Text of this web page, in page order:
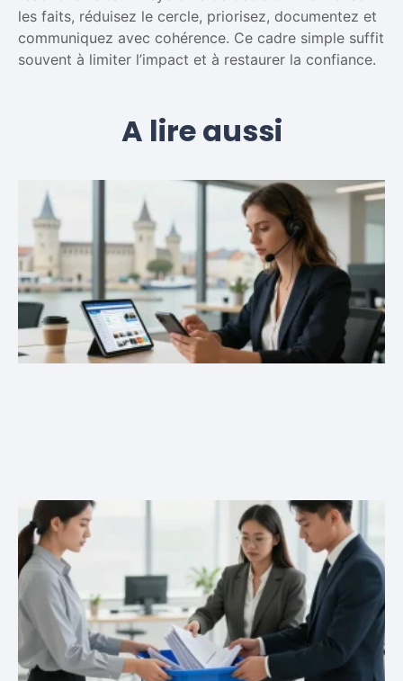
les faits, réduisez le cercle, priorisez, documentez et
communiquez avec cohérence. Ce cadre simple suffit
souvent à limiter l’impact et à restaurer la confiance.
A lire aussi